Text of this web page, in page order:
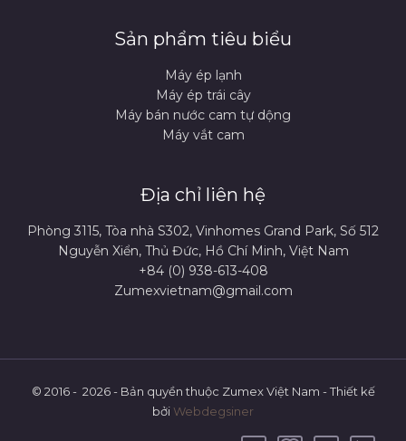
Sản phẩm tiêu biểu
Máy ép lạnh
Máy ép trái cây
Máy bán nước cam tự dộng
Máy vắt cam
Địa chỉ liên hệ
Phòng 3115, Tòa nhà S302, Vinhomes Grand Park, Số 512
Nguyễn Xiển, Thủ Đức, Hồ Chí Minh, Việt Nam
+84 (0) 938-613-408
Zumexvietnam@gmail.com
© 2016 - 2026 - Bản quyền thuộc Zumex Việt Nam - Thiết kế
bởi Webdegsiner